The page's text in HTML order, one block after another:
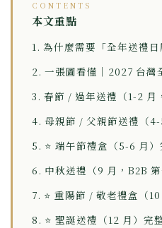
CONTENTS
本文重點
1. 為什麼需要「全年送禮
2. 一張圖看懂｜2027 台灣
3. 春節 / 過年送禮（1-2 月
4. 母親節 / 父親節送禮（4-
5. ⭐ 端午節禮盒（5-6 月
6. 中秋送禮（9 月，B2B 第
7. ⭐ 重陽節 / 敬老禮盒（
8. ⭐ 聖誕送禮（12 月）完